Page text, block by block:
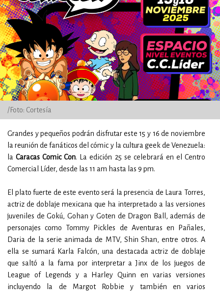
/Foto: Cortesía
Grandes y pequeños podrán disfrutar este 15 y 16 de noviembre
la reunión de fanáticos del cómic y la cultura geek de Venezuela:
laCaracas Comic Con. La edición 25 se celebrará en el Centro
Comercial Líder, desde las 11 am hasta las 9 pm.
El plato fuerte de este evento será la presencia de Laura Torres,
actriz de doblaje mexicana que ha interpretado a las versiones
juveniles de Gokú, Gohan y Goten de Dragon Ball, además de
personajes como Tommy Pickles de Aventuras en Pañales,
Daria de la serie animada de MTV, Shin Shan, entre otros. A
ella se sumará Karla Falcón, una destacada actriz de doblaje
que saltó a la fama por interpretar a Jinx de los juegos de
League of Legends y a Harley Quinn en varias versiones
incluyendo la de Margot Robbie y también en varios